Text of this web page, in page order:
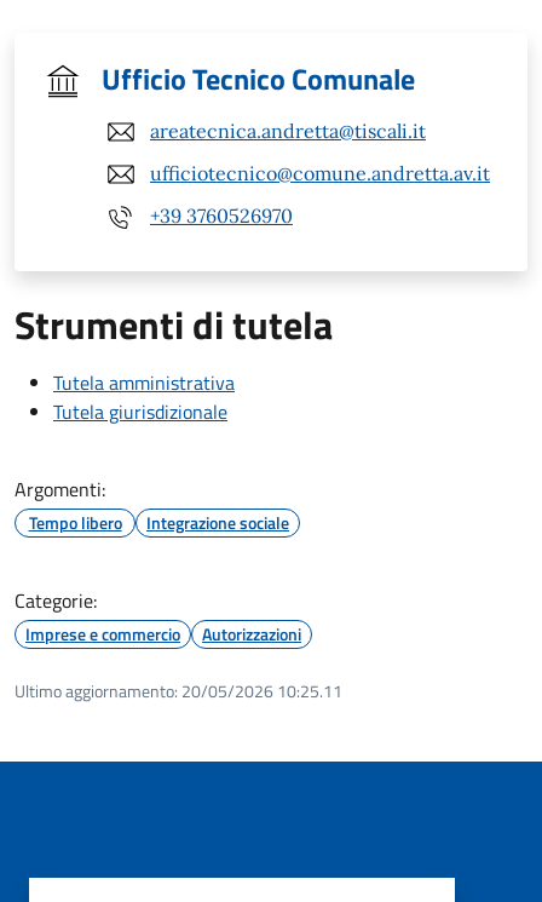
Ufficio Tecnico Comunale
areatecnica.andretta@tiscali.it
ufficiotecnico@comune.andretta.av.it
+39 3760526970
Strumenti di tutela
Tutela amministrativa
Tutela giurisdizionale
Argomenti:
Tempo libero Integrazione sociale
Categorie:
Imprese e commercio Autorizzazioni
Ultimo aggiornamento: 20/05/2026 10:25.11